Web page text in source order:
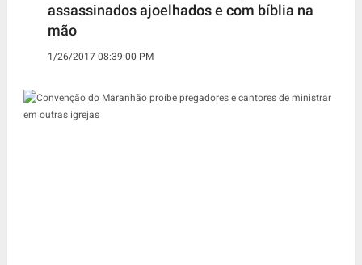
assassinados ajoelhados e com bíblia na
mão
1/26/2017 08:39:00 PM